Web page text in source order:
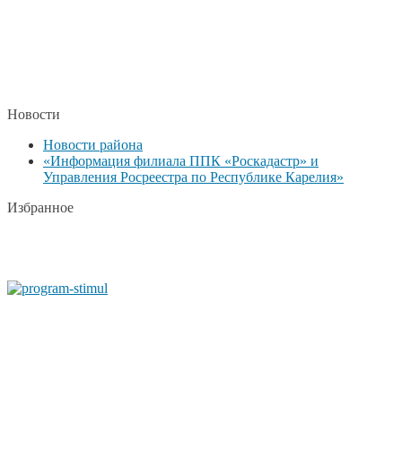
Новости
Новости района
«Информация филиала ППК «Роскадастр» и
Управления Росреестра по Республике Карелия»
Избранное